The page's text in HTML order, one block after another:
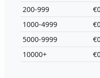
200-999
1000-4999
5000-9999
10000+